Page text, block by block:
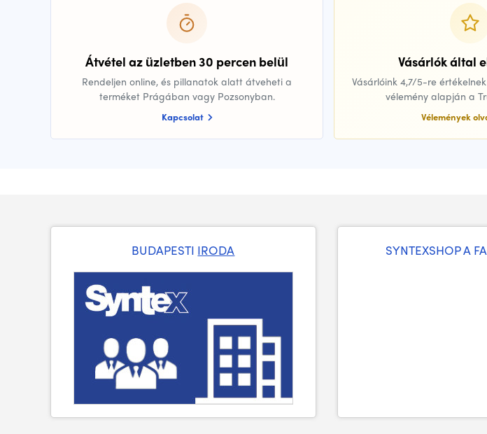
Átvétel az üzletben 30 percen belül
Rendeljen online, és pillanatok alatt átveheti a
terméket Prágában vagy Pozsonyban.
Kapcsolat
Vásárlók által
Vásárlóink 4,7/5-re
vélemény alapján a
Vélemények
BUDAPESTI IRODA SYNTEXSHOP A